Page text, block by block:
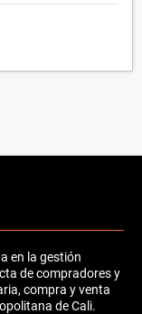
en la gestión
de compradores y
compra y venta
de Cali.